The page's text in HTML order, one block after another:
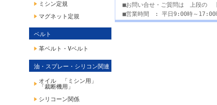
ミシン定規
マグネット定規
ベルト
革ベルト・Vベルト
油・スプレー・シリコン関連
オイル 「ミシン用」
「裁断機用」
シリコーン関係
■お問い合せ・ご質問は 上段の
■営業時間 : 平日9:00時～17:00